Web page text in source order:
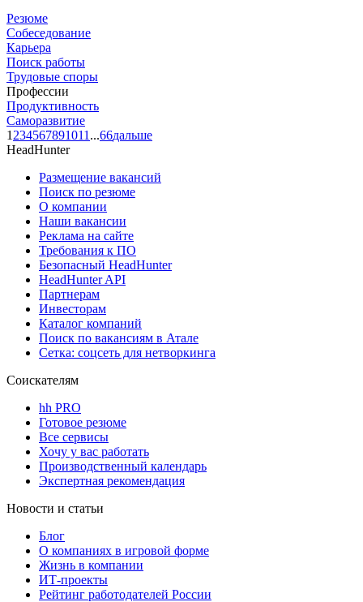
Резюме
Собеседование
Карьера
Поиск работы
Трудовые споры
Профессии
Продуктивность
Саморазвитие
1 234567891011 ...66дальше
HeadHunter
Размещение вакансий
Поиск по резюме
О компании
Наши вакансии
Реклама на сайте
Требования к ПО
Безопасный HeadHunter
HeadHunter API
Партнерам
Инвесторам
Каталог компаний
Поиск по вакансиям в Атале
Сетка: соцсеть для нетворкинга
Соискателям
hh PRO
Готовое резюме
Все сервисы
Хочу у вас работать
Производственный календарь
Экспертная рекомендация
Новости и статьи
Блог
О компаниях в игровой форме
Жизнь в компании
ИТ-проекты
Рейтинг работодателей России